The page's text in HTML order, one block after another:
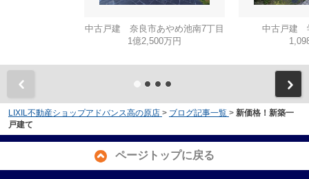
中古戸建 奈良市あやめ池南7丁目
1億2,500万円
中古戸建
LIXIL不動産ショップアドバンス高の原店 > ブログ記事一覧 > 新価格！新築一
戸建て
ページトップに戻る